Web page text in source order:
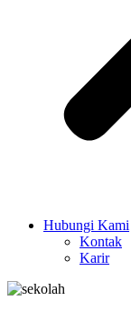
Hubungi Kami
Kontak
Karir